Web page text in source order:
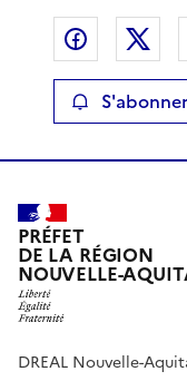
Partager
S'abonner
PRÉFET
DE LA RÉGION
NOUVELLE-
DREAL Nouvelle-